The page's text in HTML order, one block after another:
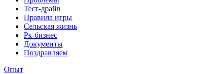
Тест-драйв
Правила игры
Сельская жизнь
Рк-бизнес
Документы
Поздравляем
Опыт